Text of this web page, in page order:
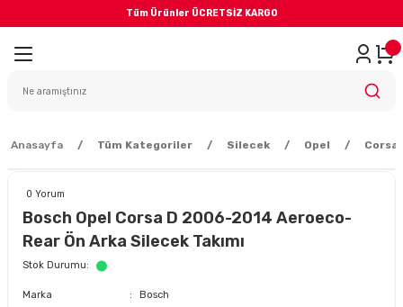
Tüm Ürünler ÜCRETSİZ KARGO
Geri Dön
Sistemi
Anasayfa Tüm Kategoriler Silecek Opel Corsa
0 Yorum
Bosch Opel Corsa D 2006-2014 Aeroeco-
Rear Ön Arka Silecek Takımı
Stok Durumu
Marka Bosch